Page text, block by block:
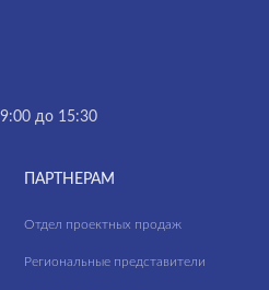
до 15:30
ПАРТНЕРАМ
Отдел проектных продаж
Региональные представители